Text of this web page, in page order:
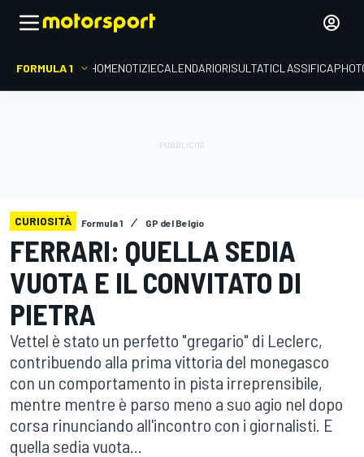
FORMULA 1 HOMENOTIZIECALENDARIORISULTATICLASSIFICA
CURIOSITÀ Formula 1 GP del Belgio
FERRARI: QUELLA SEDIA
VUOTA E IL CONVITATO DI
PIETRA
Vettel è stato un perfetto "gregario" di Leclerc,
contribuendo alla prima vittoria del monegasco
con un comportamento in pista irreprensibile,
mentre mentre è parso meno a suo agio nel dopo
corsa rinunciando all'incontro con i giornalisti. E
quella sedia vuota...